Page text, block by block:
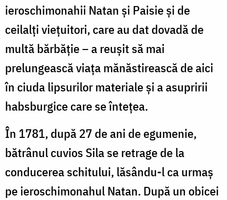
ieroschimonahii Natan şi Paisie şi de
ceilalţi vieţuitori, care au dat dovadă de
multă bărbăţie – a reuşit să mai
prelungească viaţa mănăstirească de aici
în ciuda lipsurilor materiale şi a asupririi
habsburgice care se înteţea.
În 1781, după 27 de ani de egumenie,
bătrânul cuvios Sila se retrage de la
conducerea schitului, lăsându-l ca urmaş
pe ieroschimonahul Natan. După un obicei